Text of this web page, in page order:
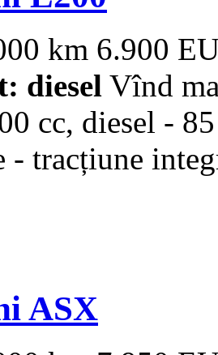
km 6.900
diesel Vînd
cc, diesel -
- tracțiune
ASX